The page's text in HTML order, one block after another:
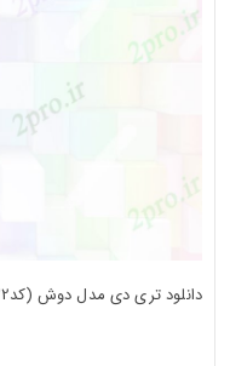
دانلود تری دی مدل دوش (کد27022)